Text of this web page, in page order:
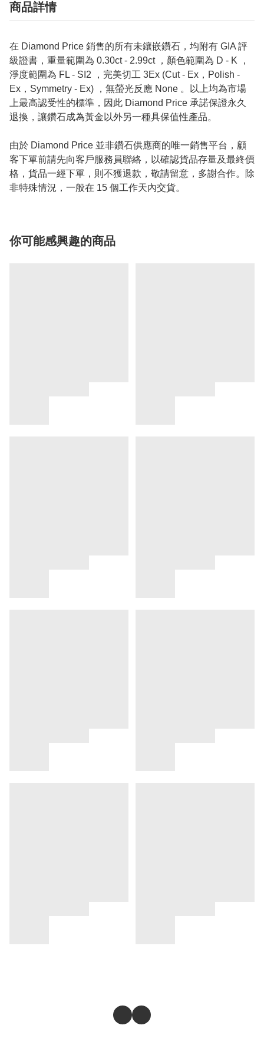
商品詳情
在 Diamond Price 銷售的所有未鑲嵌鑽石，均附有 GIA 評
級證書，重量範圍為 0.30ct - 2.99ct ，顏色範圍為 D - K ，
淨度範圍為 FL - SI2 ，完美切工 3Ex (Cut - Ex，Polish -
Ex，Symmetry - Ex) ，無螢光反應 None 。以上均為市場
上最高認受性的標準，因此 Diamond Price 承諾保證永久
退換，讓鑽石成為黃金以外另一種具保值性產品。
由於 Diamond Price 並非鑽石供應商的唯一銷售平台，顧
客下單前請先向客戶服務員聯絡，以確認貨品存量及最終價
格，貨品一經下單，則不獲退款，敬請留意，多謝合作。除
非特殊情況，一般在 15 個工作天內交貨。
你可能感興趣的商品